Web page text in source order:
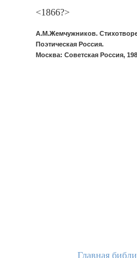
<1866?>
А.М.Жемчужников.
Поэтическая Россия.
Москва: Советская Россия,
Главная